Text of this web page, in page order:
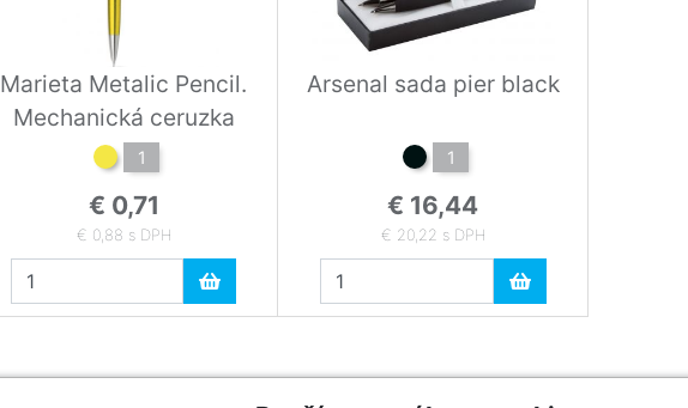
Marieta Metalic Pencil.
Mechanická ceruzka
1
€ 0,71
€ 0,88 s DPH
Arsenal sada pier black
1
€ 16,44
€ 20,22 s DPH